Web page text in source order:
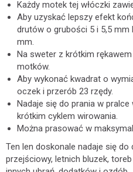
Każdy motek tej włóczki
Aby uzyskać lepszy efekt
drutów o grubości 5 i 5,5 mm
mm.
Na sweter z krótkim
motków.
Aby wykonać kwadrat o
oczek i przerób 23 rzędy.
Nadaje się do prania w
krótkim cyklem wirowania.
Można prasować w
Ten len doskonale nadaje się
przejściowy, letnich bluzek,